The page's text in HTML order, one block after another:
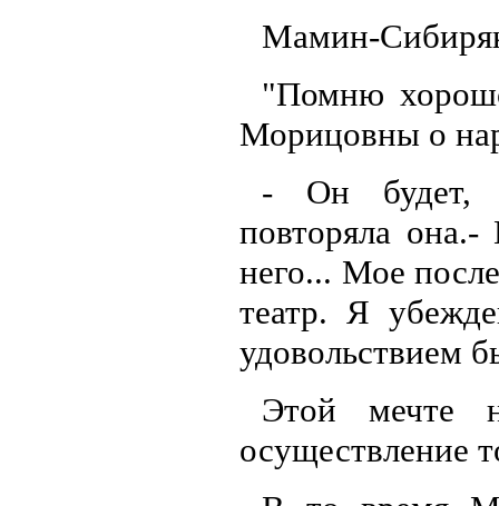
Мамин-
"Помню
Морицовны о
- Он будет,
повторяла она.-
него... Мое
театр. Я
удовольствием
Этой мечте
осуществление